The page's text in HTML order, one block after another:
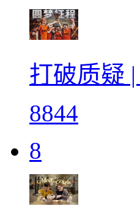
打破质疑
8844
8